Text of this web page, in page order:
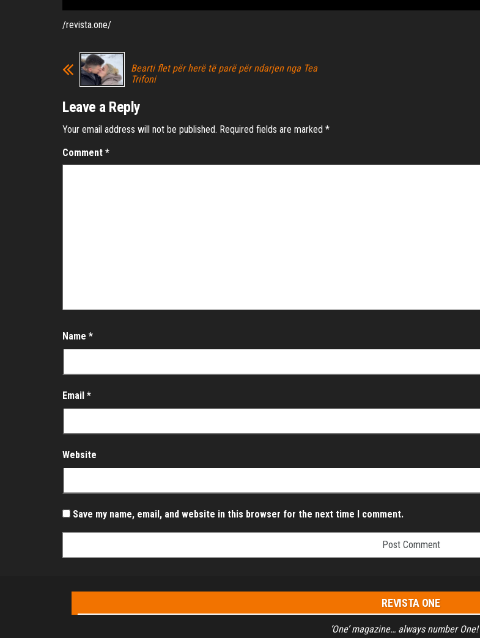
/revista.one/
Bearti flet për herë të parë për ndarjen nga Tea
Trifoni
Leave a Reply
Your email address will not be published. Required fields are marked *
Comment *
Name *
Email *
Website
Save my name, email, and website in this browser for the next time I comment.
REVISTA ONE
‘One’ magazine… always number One!